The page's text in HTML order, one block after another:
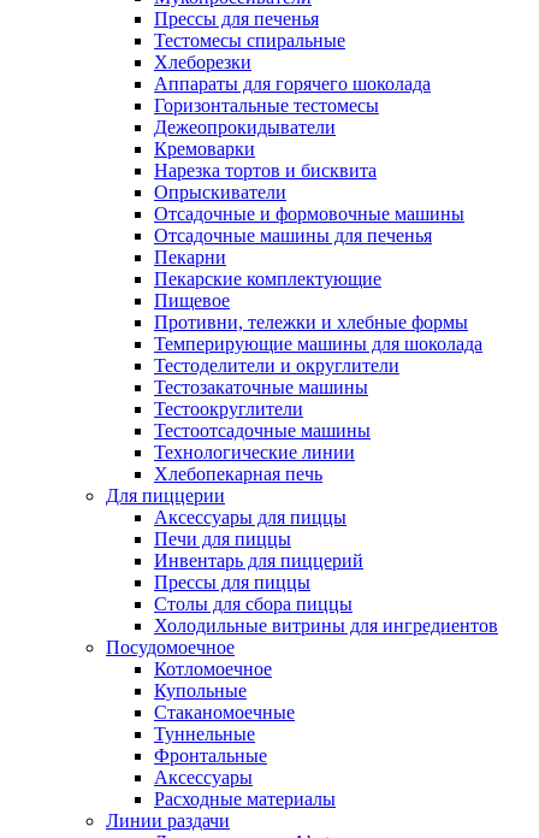
Прессы для печенья
Тестомесы спиральные
Хлеборезки
Аппараты для горячего шоколада
Горизонтальные тестомесы
Дежеопрокидыватели
Кремоварки
Нарезка тортов и бисквита
Опрыскиватели
Отсадочные и формовочные машины
Отсадочные машины для печенья
Пекарни
Пекарские комплектующие
Пищевое
Противни, тележки и хлебные формы
Темперирующие машины для шоколада
Тестоделители и округлители
Тестозакаточные машины
Тестоокруглители
Тестоотсадочные машины
Технологические линии
Хлебопекарная печь
Для пиццерии
Аксессуары для пиццы
Печи для пиццы
Инвентарь для пиццерий
Прессы для пиццы
Столы для сбора пиццы
Холодильные витрины для ингредиентов
Посудомоечное
Котломоечное
Купольные
Стаканомоечные
Туннельные
Фронтальные
Аксессуары
Расходные материалы
Линии раздачи